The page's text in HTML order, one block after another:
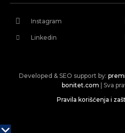
Instagram
Linkedin
Developed & SEO support by:
bonitet.com | Sva
Pravila korišćenja i